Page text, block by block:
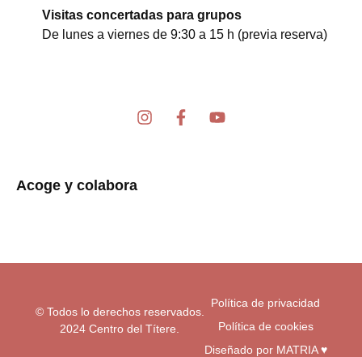
Visitas concertadas para grupos
De lunes a viernes de 9:30 a 15 h (previa reserva)
I
F
f
Y
Acoge y colabora
© Todos lo derechos reservados.
2024 Centro del Títere.
Política de privacidad
Política de cookies
Diseñado por MATRIA ♥